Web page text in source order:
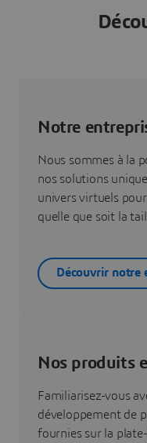
Notre
Nous sommes à la
nos solutions
univers virtuels
quelle que soit la
Découvrir notre
Nos produits
Familiarisez-vous
développement de
fournies sur la